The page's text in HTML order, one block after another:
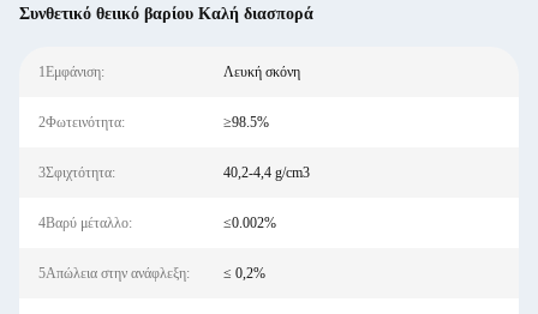
Συνθετικό θειικό βαρίου Καλή διασπορά
1Εμφάνιση: Λευκή σκόνη
2Φωτεινότητα: ≥98.5%
3Σφιχτότητα: 40,2-4,4 g/cm3
4Βαρύ μέταλλο: ≤0.002%
5Απώλεια στην ανάφλεξη: ≤ 0,2%